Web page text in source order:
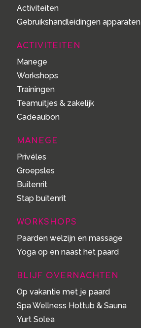
Activiteiten
Gebruikshandleidingen apparaten
ACTIVITEITEN
Manege
Workshops
Trainingen
Teamuitjes & zakelijk
Cadeaubon
MANEGE
Privéles
Groepsles
Buitenrit
Stap buitenrit
WORKSHOPS
Paarden welzijn en massage
Yoga op en naast het paard
BLIJF OVERNACHTEN
Op vakantie met je paard
Spa Wellness Hottub & Sauna
Yurt Solea